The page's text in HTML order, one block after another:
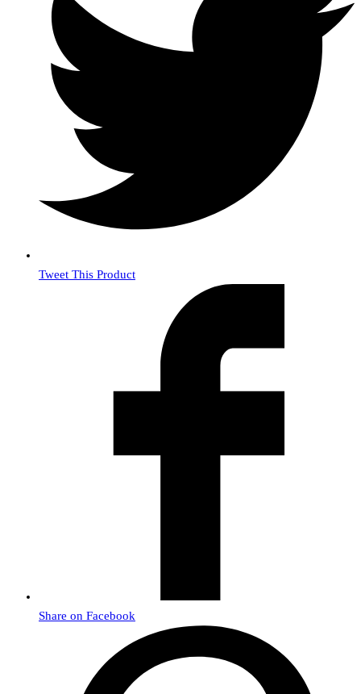
Tweet This Product
Share on Facebook